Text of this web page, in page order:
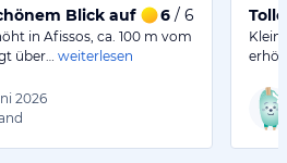
Blick auf das Meer
6 / 6
in Afissos, ca. 100 m vom
über…
weiterlesen
2026